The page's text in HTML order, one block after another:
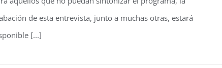
de esta entrevista, junto a muchas otras, estará
[...]